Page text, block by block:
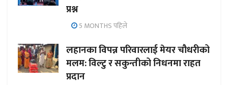
प्रश्न
5 MONTHS पहिले
लहानका विपन्न परिवारलाई मेयर चौधरीको
मलम: विल्टु र सकुन्तीको निधनमा राहत
प्रदान